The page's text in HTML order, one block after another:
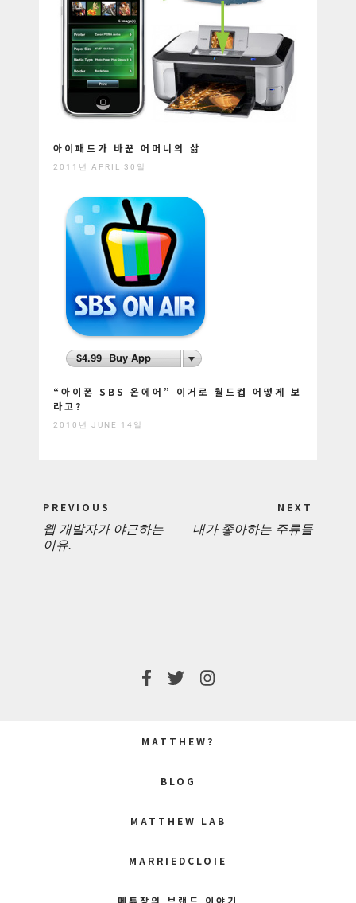
아이패드가 바꾼 어머니의 삶
2011년 APRIL 30일
“아이폰 SBS 온에어” 이거로 월드컵 어떻게 보
라고?
2010년 JUNE 14일
navigation
PREVIOUS
PREVIOUS
웹 개발자가 야근하는
이유.
NEXT
NEXT
내가 좋아하는 주류들
MATTHEW?
BLOG
MATTHEW LAB
MARRIEDCLOIE